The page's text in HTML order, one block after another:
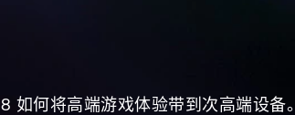
何将高端游戏体验带到次高端设备。